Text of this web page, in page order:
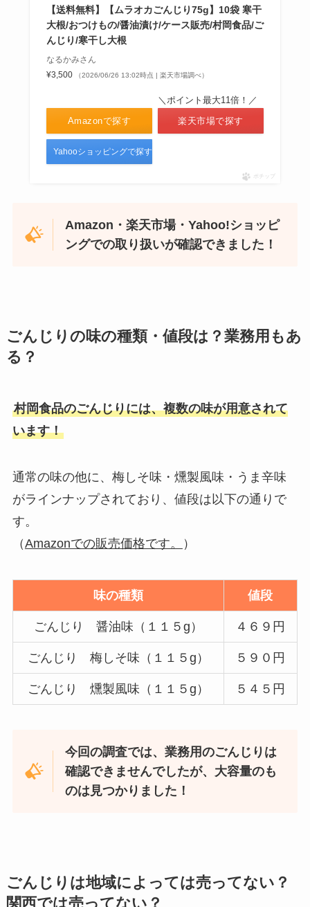
【送料無料】【ムラオカごんじり75g】10袋 寒干
大根/おつけもの/醤油漬け/ケース販売/村岡食品/ご
んじり/寒干し大根
なるかみさん
¥3,500
（2026/06/26 13:02時点 | 楽天市場調べ）
Amazonで探す
＼ポイント最大11倍！／
楽天市場で探す
Yahooショッピングで探す
ポチップ
Amazon・楽天市場・Yahoo!ショッピ
ングでの取り扱いが確認できました！
ごんじりの味の種類・値段は？業務用もあ
る？
村岡食品のごんじりには、複数の味が用意されて
います！
通常の味の他に、梅しそ味・燻製風味・うま辛味
がラインナップされており、値段は以下の通りで
す。
（Amazonでの販売価格です。 ）
味の種類 値段
ごんじり 醤油味（１１５g） ４６９円
ごんじり 梅しそ味（１１５g） ５９０円
ごんじり 燻製風味（１１５g） ５４５円
今回の調査では、業務用のごんじりは
確認できませんでしたが、大容量のも
のは見つかりました！
ごんじりは地域によっては売ってない？
関西では売ってない？